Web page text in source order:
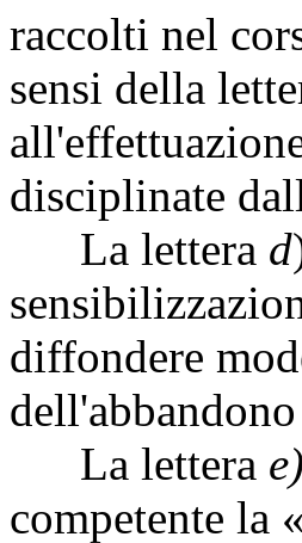
raccolti nel
sensi della
disciplinate
La lettera d
diffondere
La lettera e)
competente la